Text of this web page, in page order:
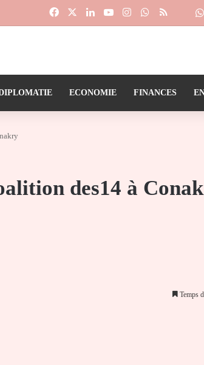
FacebookLinkedinYouTubeInstagramWhatsApp
RSS
ECONOMIE FINANCES
des14 à
Temps
email